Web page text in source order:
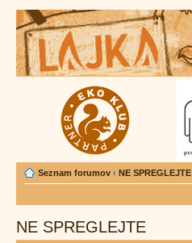
Seznam forumov ‹ NE SPREGLEJTE
NE SPREGLEJTE